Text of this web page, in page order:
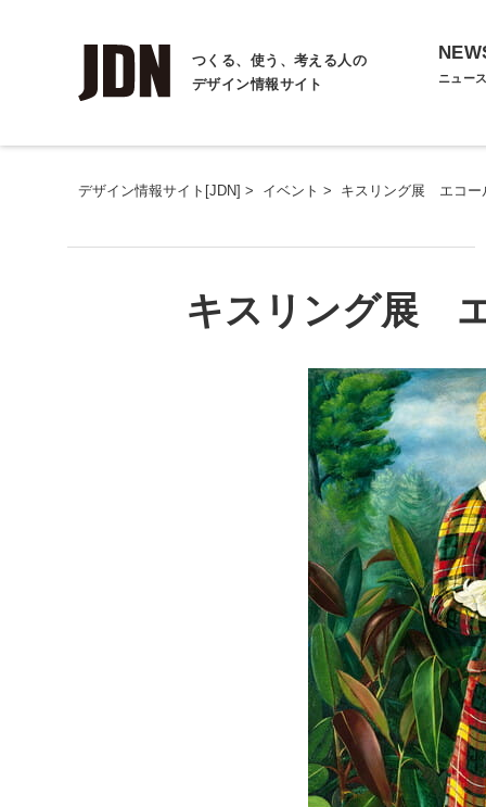
つくる、使う、考える人の
デザイン情報サイト
ニュー
デザイン情報サイト[JDN] > イベント > キスリング展 エコー
キスリング展